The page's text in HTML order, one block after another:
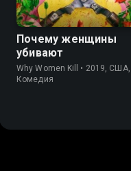
8.3 8.3
Почему женщины
убивают
Why Women Kill • 2019, США,
Комедия